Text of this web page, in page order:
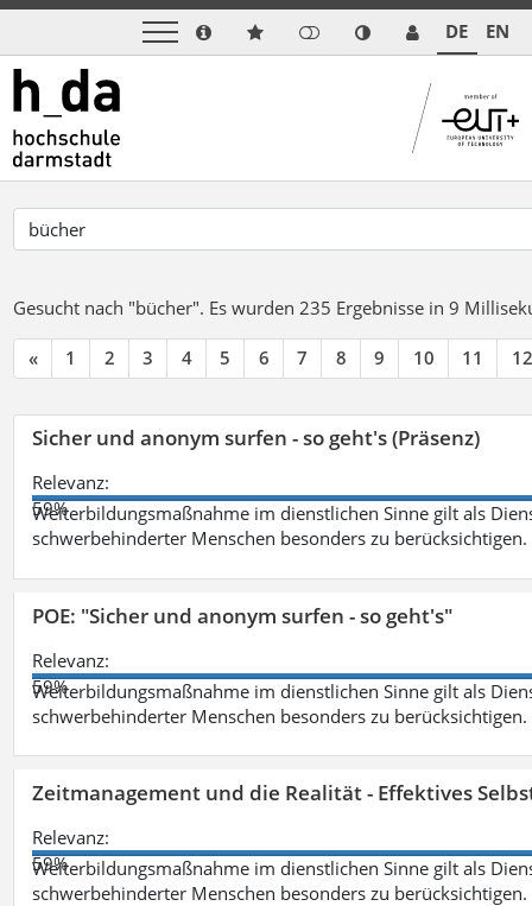
DE EN
Gesucht nach "bücher". Es wurden 235 Ergebnisse in 9
« 1 2 3 4 5 6 7 8 9 10 11 12
Sicher und anonym surfen - so geht's (Präsenz)
Relevanz:
59%
Weiterbildungsmaßnahme im dienstlichen Sinne gilt als
schwerbehinderter Menschen besonders zu berücksichtigen.
POE: "Sicher und anonym surfen - so geht's"
Relevanz:
59%
Weiterbildungsmaßnahme im dienstlichen Sinne gilt als
schwerbehinderter Menschen besonders zu berücksichtigen.
Zeitmanagement und die Realität - Effektives
Relevanz:
59%
Weiterbildungsmaßnahme im dienstlichen Sinne gilt als
schwerbehinderter Menschen besonders zu berücksichtigen.